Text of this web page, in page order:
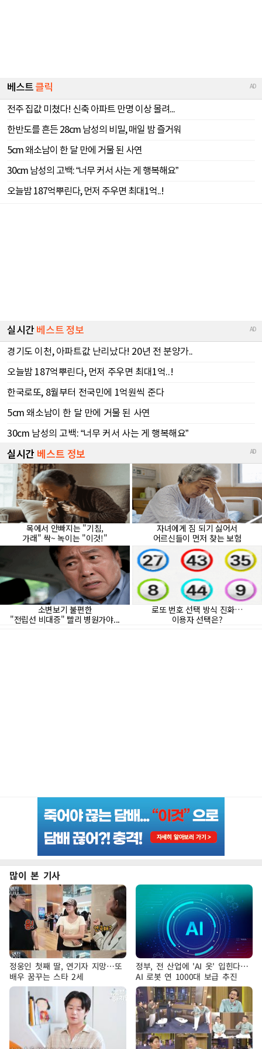
많이 본 기사
정웅인 첫째 딸, 연기자 지망…또
배우 꿈꾸는 스타 2세
정부, 전 산업에 'AI 옷' 입힌다…
AI 로봇 연 1000대 보급 추진